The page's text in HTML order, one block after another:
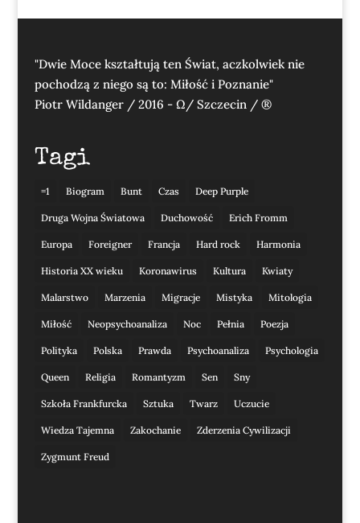
"Dwie Moce kształtują ten Świat, aczkolwiek nie
pochodzą z niego są to: Miłość i Poznanie"
Piotr Wildanger / 2016 - Ω/ Szczecin / ®
Tagi
=1 Biogram Bunt Czas Deep Purple
Druga Wojna Światowa Duchowość Erich Fromm
Europa Foreigner Francja Hard rock Harmonia
Historia XX wieku Koronawirus Kultura Kwiaty
Malarstwo Marzenia Migracje Mistyka Mitologia
Miłość Neopsychoanaliza Noc Pełnia Poezja
Polityka Polska Prawda Psychoanaliza Psychologia
Queen Religia Romantyzm Sen Sny
Szkoła Frankfurcka Sztuka Twarz Uczucie
Wiedza Tajemna Zakochanie Zderzenia Cywilizacji
Zygmunt Freud